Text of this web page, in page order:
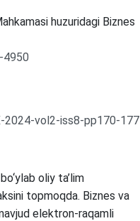
huzuridagi Biznes
vol2-iss8-pp170-177
oliy ta’lim
topmoqda. Biznes va
elektron-raqamli